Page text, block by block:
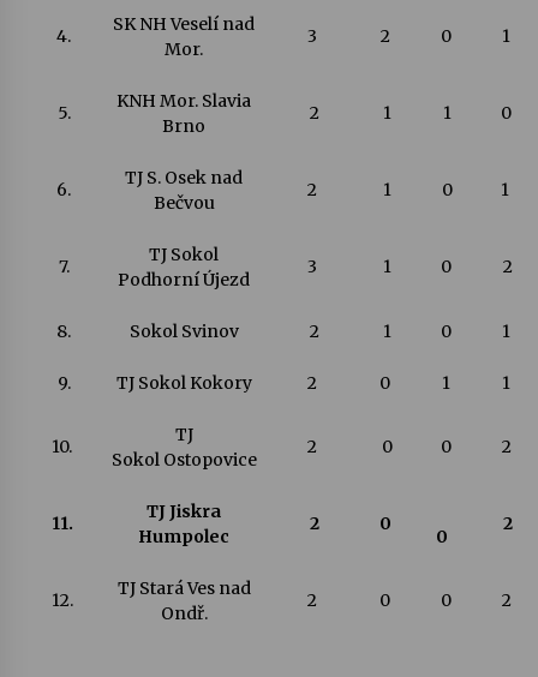
4.
SK NH Veselí nad
Mor.
3 2 0 1
5.
KNH Mor. Slavia
Brno
2 1 1 0
6.
TJ S. Osek nad
Bečvou
2 1 0 1
7.
TJ Sokol
Podhorní Újezd
3 1 0 2
8. Sokol Svinov 2 1 0 1
9. TJ Sokol Kokory 2 0 1 1
10.
TJ
Sokol Ostopovice
2 0 0 2
11.
TJ Jiskra
Humpolec
2 0
0
2
12.
TJ Stará Ves nad
Ondř.
2 0 0 2